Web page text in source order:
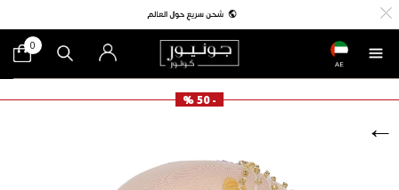
AE
0
- 50 %